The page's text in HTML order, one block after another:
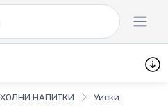
НАПИТКИ
Уиски